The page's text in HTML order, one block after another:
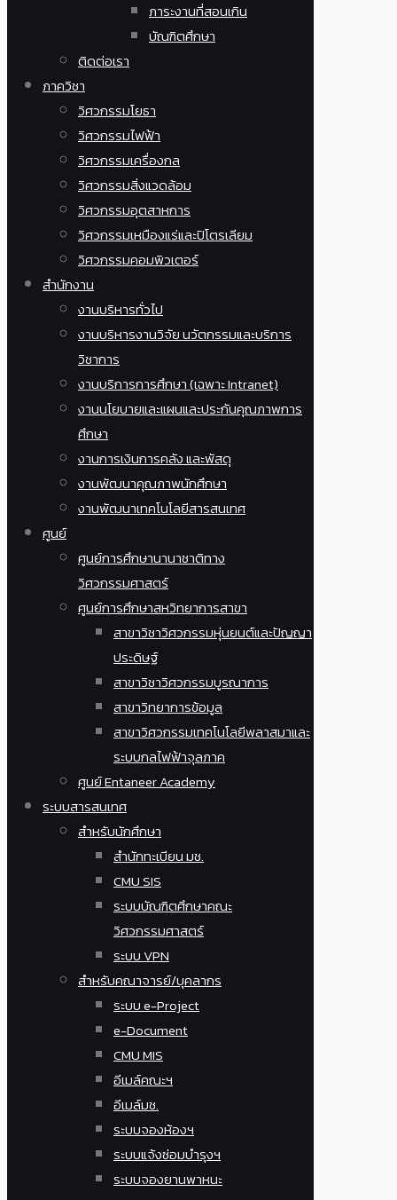
ภาระงานที่สอนเกิน
บัณฑิตศึกษา
ติดต่อเรา
ภาควิชา
วิศวกรรมโยธา
วิศวกรรมไฟฟ้า
วิศวกรรมเครื่องกล
วิศวกรรมสิ่งแวดล้อม
วิศวกรรมอุตสาหการ
วิศวกรรมเหมืองแร่และปิโตรเลียม
วิศวกรรมคอมพิวเตอร์
สำนักงาน
งานบริหารทั่วไป
งานบริหารงานวิจัย นวัตกรรมและบริการ
วิชาการ
งานบริการการศึกษา (เฉพาะ Intranet)
งานนโยบายและแผนและประกันคุณภาพการ
ศึกษา
งานการเงินการคลัง และพัสดุ
งานพัฒนาคุณภาพนักศึกษา
งานพัฒนาเทคโนโลยีสารสนเทศ
ศูนย์
ศูนย์การศึกษานานาชาติทาง
วิศวกรรมศาสตร์
ศูนย์การศึกษาสหวิทยาการสาขา
สาขาวิชาวิศวกรรมหุ่นยนต์และปัญญา
ประดิษฐ์
สาขาวิชาวิศวกรรมบูรณาการ
สาขาวิทยาการข้อมูล
สาขาวิศวกรรมเทคโนโลยีพลาสมาและ
ระบบกลไฟฟ้าจุลภาค
ศูนย์ Entaneer Academy
ระบบสารสนเทศ
สำหรับนักศึกษา
สำนักทะเบียน มช.
CMU SIS
ระบบบัณฑิตศึกษาคณะ
วิศวกรรมศาสตร์
ระบบ VPN
สำหรับคณาจารย์/บุคลากร
ระบบ e-Project
e-Document
CMU MIS
อีเมล์คณะฯ
อีเมล์มช.
ระบบจองห้องฯ
ระบบแจ้งซ่อมบำรุงฯ
ระบบจองยานพาหนะ